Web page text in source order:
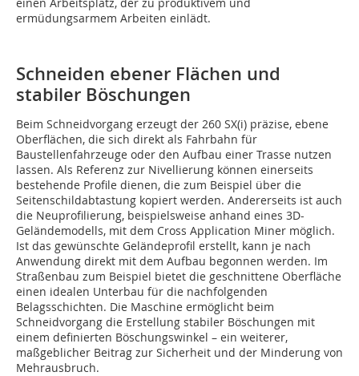
ermüdungsarmem Arbeiten einlädt.
Schneiden ebener Flächen und
stabiler Böschungen
Beim Schneidvorgang erzeugt der 260 SX(i) präzise, ebene
Oberflächen, die sich direkt als Fahrbahn für
Baustellenfahrzeuge oder den Aufbau einer Trasse nutzen
lassen. Als Referenz zur Nivellierung können einerseits
bestehende Profile dienen, die zum Beispiel über die
Seitenschildabtastung kopiert werden. Andererseits ist auch
die Neuprofilierung, beispielsweise anhand eines 3D-
Geländemodells, mit dem Cross Application Miner möglich.
Ist das gewünschte Geländeprofil erstellt, kann je nach
Anwendung direkt mit dem Aufbau begonnen werden. Im
Straßenbau zum Beispiel bietet die geschnittene Oberfläche
einen idealen Unterbau für die nachfolgenden
Belagsschichten. Die Maschine ermöglicht beim
Schneidvorgang die Erstellung stabiler Böschungen mit
einem definierten Böschungswinkel – ein weiterer,
maßgeblicher Beitrag zur Sicherheit und der Minderung von
Mehrausbruch.